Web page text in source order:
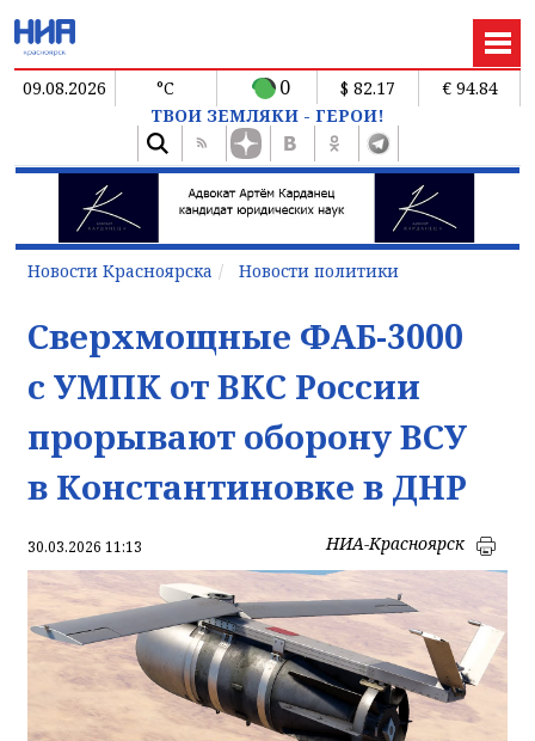
09.08.2026 °C 0 $ 82.17
€ 94.84
ТВОИ ЗЕМЛЯКИ - ГЕРОИ!
Новости Красноярска Новости политики
Сверхмощные ФАБ-3000
с УМПК от ВКС России
прорывают оборону ВСУ
в Константиновке в ДНР
30.03.2026 11:13 НИА-Красноярск